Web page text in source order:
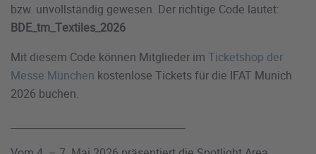
bzw. unvollständig gewesen. Der richtige Code lautet:
BDE_tm_Textiles_2026
Mit diesem Code können Mitglieder im Ticketshop der
Messe München kostenlose Tickets für die IFAT Munich
2026 buchen.